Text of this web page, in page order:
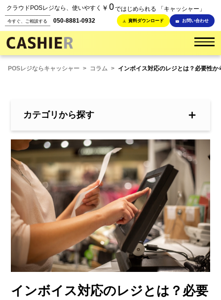
クラウドPOSレジなら、使いやすく ￥ 0ではじめられる 「キャッシャー」
今すぐ、ご相談する 050-8881-0932 資料ダウンロード お問い合わせ
POSレジならキャッシャー > コラム > インボイス対応のレジとは？必要性
カテゴリから探す ＋
インボイス対応のレジとは？必要